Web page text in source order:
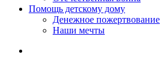
Помощь детскому дому
Денежное пожертвование
Наши мечты